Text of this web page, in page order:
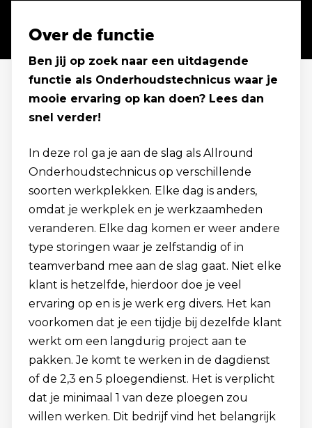
Over de functie
Ben jij op zoek naar een uitdagende
functie als Onderhoudstechnicus waar je
mooie ervaring op kan doen? Lees dan
snel verder!
In deze rol ga je aan de slag als Allround
Onderhoudstechnicus op verschillende
soorten werkplekken. Elke dag is anders,
omdat je werkplek en je werkzaamheden
veranderen. Elke dag komen er weer andere
type storingen waar je zelfstandig of in
teamverband mee aan de slag gaat. Niet elke
klant is hetzelfde, hierdoor doe je veel
ervaring op en is je werk erg divers. Het kan
voorkomen dat je een tijdje bij dezelfde klant
werkt om een langdurig project aan te
pakken. Je komt te werken in de dagdienst
of de 2,3 en 5 ploegendienst. Het is verplicht
dat je minimaal 1 van deze ploegen zou
willen werken. Dit bedrijf vind het belangrijk